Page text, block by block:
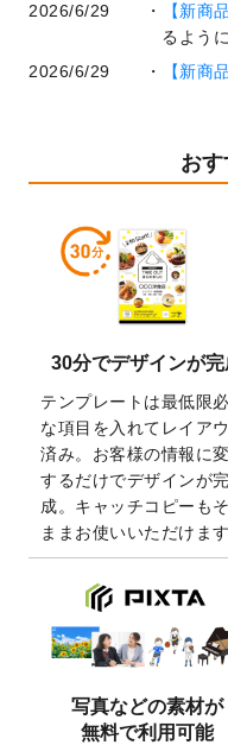
2026/6/29
【新商
るよう
2026/6/29
【新商
業効率
開いた
暑中見
しました
2026/5/28
【新商
きるよ
の全4ス
た。
2026/4/23
コラム「
グ」「
方法」
2026/4/21
アクリ
ート を
りました
2025/12/22
【新商
きるよ
2025/12/22
2026年
テンプレ
おす
30分でデザインが完
テンプレートは最低限
な項目を入れてレイア
済み。お客様の情報に
するだけでデザインが完
成。キャッチコピーも
ままお使いいただけます
写真などの素材が
無料で利用可能